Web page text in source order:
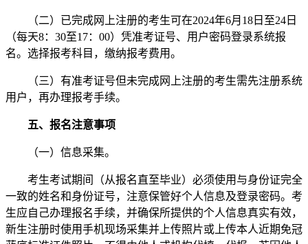
（二）已完成网上注册的考生可在2024年6月18日至24日
（每天8：30至17：00）凭准考证号、用户密码登录系统报
名。选择报考科目，缴纳报考费用。
（三）有准考证号但未完成网上注册的考生需先注册系统
用户，再办理报考手续。
五、报名注意事项
（一）信息采集。
考生考试期间（从报名直至毕业）必须使用与身份证完全
一致的姓名和身份证号，注意保管好个人信息及登录密码。考
生应自己办理报名手续，并确保所提供的个人信息真实有效，
新生注册时使用手机现场采集并上传照片或上传本人近期免冠